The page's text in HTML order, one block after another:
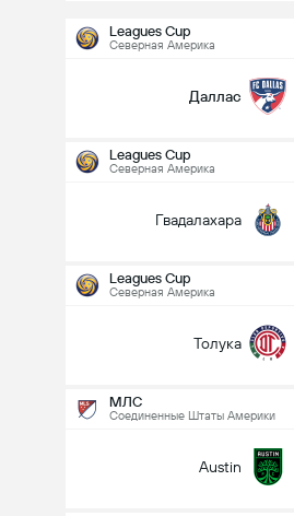
Leagues Cup
Северная Америка
Даллас
Leagues Cup
Северная Америка
Гвадалахара
Leagues Cup
Северная Америка
Толука
МЛС
Соединенные Штаты Америки
Austin